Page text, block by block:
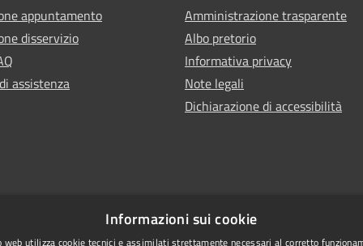
appuntamento
disservizio
assistenza
Amministrazione trasparente
Albo pretorio
Informativa privacy
Note legali
Dichiarazione di accessibilità
Informazioni sui cookie
web utilizza cookie tecnici e assimilati strettamente necessari al corretto